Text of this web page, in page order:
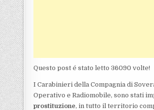
Questo post é stato letto 36090 volte!
I Carabinieri della Compagnia di
Operativo e Radiomobile, sono stati
prostituzione, in tutto il territorio